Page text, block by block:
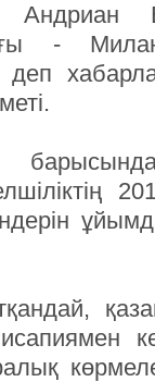
Андриан
-